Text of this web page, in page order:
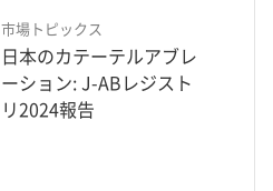
市場トピックス
日本のカテーテルアブレ
ーション: J-ABレジスト
リ2024報告